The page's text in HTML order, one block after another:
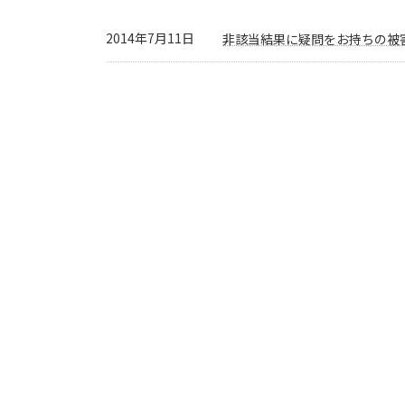
2014年7月11日 非該当結果に疑問をお持ちの被